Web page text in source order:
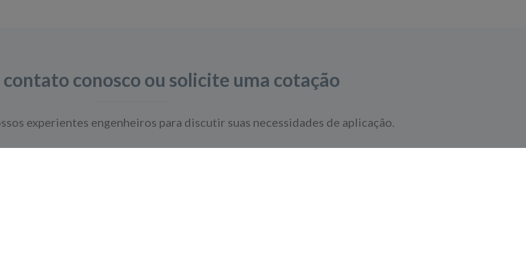
conosco ou solicite uma cotação
experientes engenheiros para discutir suas necessidades de aplicação.